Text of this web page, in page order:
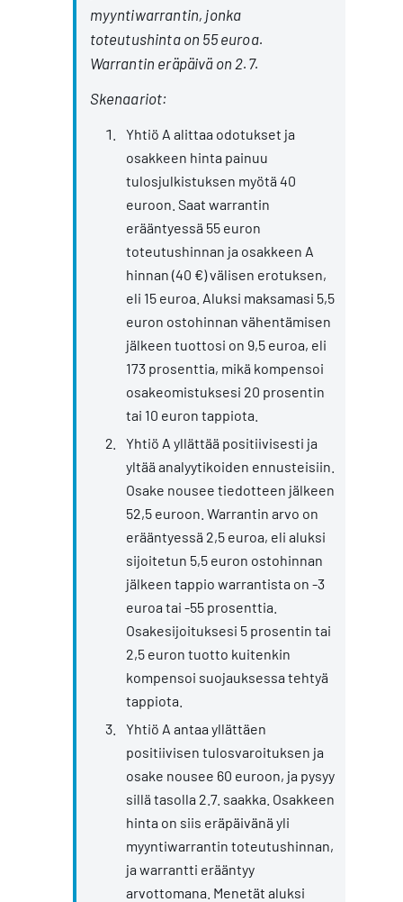
myyntiwarrantin, jonka
toteutushinta on 55 euroa.
Warrantin eräpäivä on 2.7.
Skenaariot:
Yhtiö A alittaa odotukset ja
osakkeen hinta painuu
tulosjulkistuksen myötä 40
euroon. Saat warrantin
erääntyessä 55 euron
toteutushinnan ja osakkeen A
hinnan (40 €) välisen erotuksen,
eli 15 euroa. Aluksi maksamasi 5,5
euron ostohinnan vähentämisen
jälkeen tuottosi on 9,5 euroa, eli
173 prosenttia, mikä kompensoi
osakeomistuksesi 20 prosentin
tai 10 euron tappiota.
Yhtiö A yllättää positiivisesti ja
yltää analyytikoiden ennusteisiin.
Osake nousee tiedotteen jälkeen
52,5 euroon. Warrantin arvo on
erääntyessä 2,5 euroa, eli aluksi
sijoitetun 5,5 euron ostohinnan
jälkeen tappio warrantista on -3
euroa tai -55 prosenttia.
Osakesijoituksesi 5 prosentin tai
2,5 euron tuotto kuitenkin
kompensoi suojauksessa tehtyä
tappiota.
Yhtiö A antaa yllättäen
positiivisen tulosvaroituksen ja
osake nousee 60 euroon, ja pysyy
sillä tasolla 2.7. saakka. Osakkeen
hinta on siis eräpäivänä yli
myyntiwarrantin toteutushinnan,
ja warrantti erääntyy
arvottomana. Menetät aluksi